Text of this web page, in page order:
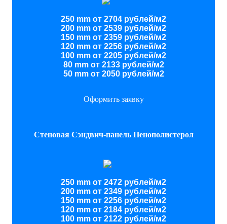
250 mm от 2704 рублей/м2
200 mm от 2539 рублей/м2
150 mm от 2359 рублей/м2
120 mm от 2256 рублей/м2
100 mm от 2205 рублей/м2
80 mm от 2133 рублей/м2
50 mm от 2050 рублей/м2
Оформить заявку
Стеновая Сэндвич-панель Пенополистерол
250 mm от 2472 рублей/м2
200 mm от 2349 рублей/м2
150 mm от 2256 рублей/м2
120 mm от 2184 рублей/м2
100 mm от 2122 рублей/м2